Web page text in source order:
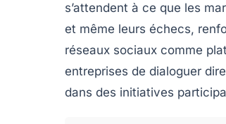
s’attendent à ce que les
et même leurs échecs,
réseaux sociaux comme
entreprises de dialoguer
dans des initiatives